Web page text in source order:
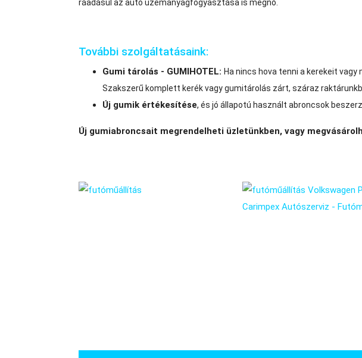
ráadásul az autó üzemanyagfogyasztása is megnő.
További szolgáltatásaink:
Gumi tárolás - GUMIHOTEL: Ha nincs hova tenni a kerekeit
Szakszerű komplett kerék vagy gumitárolás zárt, száraz
Új gumik értékesítése, és jó állapotú használt abroncsok
Új gumiabroncsait megrendelheti üzletünkben, vagy